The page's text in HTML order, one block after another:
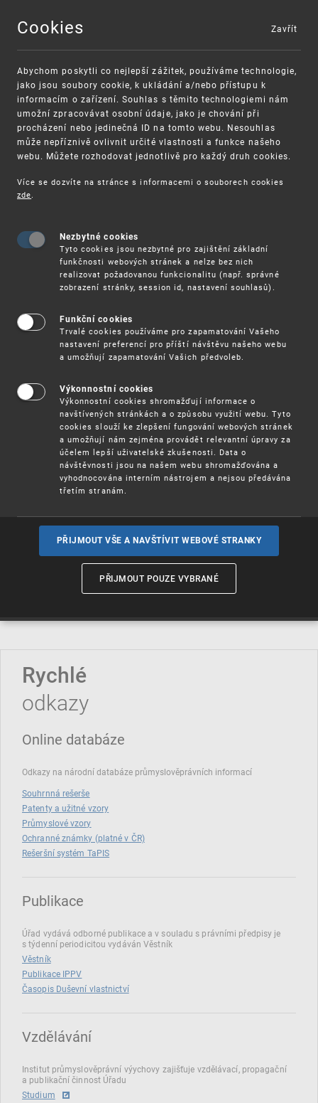
MENU
VAROVÁNÍ
Finanční podpora
Vynálezy / Patenty
Užitnévzory
Ochrannéznámky
Označení původua zeměpisná
Rychlé
odkazy
Online databáze
Odkazy na národní databáze průmyslověprávních informací
Souhrnná rešerše
Patenty a užitné vzory
Průmyslové vzory
Ochranné známky (platné v ČR)
Rešeršní systém TaPIS
Publikace
Úřad vydává odborné publikace a v souladu s právními předpisy je
s týdenní periodicitou vydáván Věstník
Věstník
Publikace IPPV
Časopis Duševní vlastnictví
Vzdělávání
Institut průmyslověprávní výychovy zajišťuje vzdělávací, propagační
a publikační činnost Úřadu
Studium
Cookies
Abychom poskytli co nejlepší zážitek, používáme technologie,
jako jsou soubory cookie, k ukládání a/nebo přístupu k
informacím o zařízení. Souhlas s těmito technologiemi nám
umožní zpracovávat osobní údaje, jako je chování při
procházení nebo jedinečná ID na tomto webu. Nesouhlas
může nepříznivě ovlivnit určité vlastnosti a funkce našeho
webu. Můžete rozhodovat jednotlivě pro každý druh cookies.
Více se dozvíte na stránce s informacemi o souborech cookies
zde.
Nezbytné cookies
Tyto cookies jsou nezbytné pro zajištění základní
funkčnosti webových stránek a nelze bez nich
realizovat požadovanou funkcionalitu (např. správné
zobrazení stránky, session id, nastavení souhlasů).
Funkční cookies
Trvalé cookies používáme pro zapamatování Vašeho
nastavení preferencí pro příští návštěvu našeho webu
a umožňují zapamatování Vašich předvoleb.
Výkonnostní cookies
Výkonnostní cookies shromažďují informace o
navštívených stránkách a o způsobu využití webu. Tyto
cookies slouží ke zlepšení fungování webových stránek
a umožňují nám zejména provádět relevantní úpravy za
účelem lepší uživatelské zkušenosti. Data o
návštěvnosti jsou na našem webu shromažďována a
vyhodnocována interním nástrojem a nejsou předávána
třetím stranám.
PŘIJMOUT VŠE A NAVŠTÍVIT WEBOVÉ STRANKY
PŘIJMOUT POUZE VYBRANÉ
Zavřít